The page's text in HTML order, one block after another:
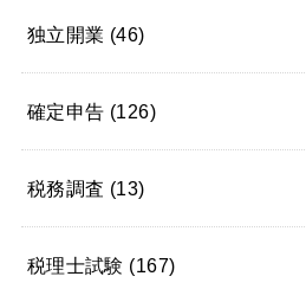
独立開業 (46)
確定申告 (126)
税務調査 (13)
税理士試験 (167)